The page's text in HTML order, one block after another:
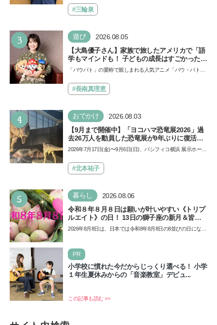
も…#三輪泉
3 遊び 2026.08.05
【大島優子さん】家族で旅したアメリカで「語
学もマインドも！ 子どもの成長はすごかった」
声優をつとめた映画『パウ・パトロール ザ・ダ
イノ・ムービー』ではあきらめなければ何でも
できると子どもに知ってほしい
「パウパト」の愛称で親しまれる人気アニメ「パウ・パトロ
ザ…#長南真理恵
4 おでかけ 2026.08.03
【9月まで開催中】「ヨコハマ恐竜展2026」過
去26万人を動員した恐竜展が9年ぶりに復活！
夏休みのおでかけで楽しむポイントを完全ガイ
2026年7月17日(金)〜9月6日(日)、パシフィコ横浜 展示ホール
催…#北本祐子
5 暮らし 2026.08.06
令和８年８月８日は願いが叶いやすい《トリプ
ルエイト》の日！ 13日の獅子座の新月＆皆既
日食の影響にも注目
2026年8月8日は、日本では令和8年8月8日の8並びの日になり
PR
小学校に慣れた今だからじっくり選べる！ 小学
１年生夏休みからの「音楽教室」デビュ...
この記事も読む >>